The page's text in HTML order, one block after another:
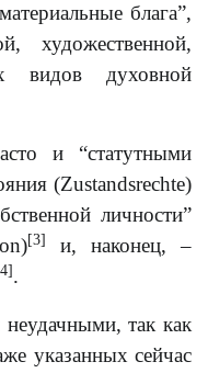
блага”,
художественной,
видов духовной
и “статутными
(Zustandsrechte)
личности”
[3]
и, наконец, –
.
так как
указанных сейчас